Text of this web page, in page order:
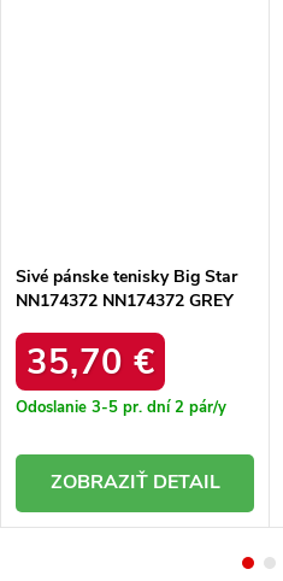
Sivé pánske tenisky Big Star
NN174372 NN174372 GREY
35,70 €
Odoslanie 3-5 pr. dní2 pár/y
DETAIL